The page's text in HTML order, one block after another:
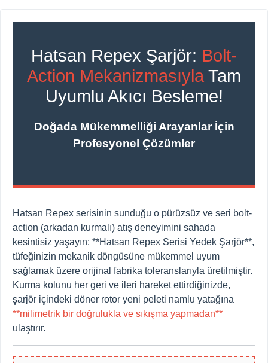
Hatsan Repex Şarjör: Bolt-
Action Mekanizmasıyla Tam
Uyumlu Akıcı Besleme!
Doğada Mükemmelliği Arayanlar İçin
Profesyonel Çözümler
Hatsan Repex serisinin sunduğu o pürüzsüz ve seri bolt-
action (arkadan kurmalı) atış deneyimini sahada
kesintisiz yaşayın: **Hatsan Repex Serisi Yedek Şarjör**,
tüfeğinizin mekanik döngüsüne mükemmel uyum
sağlamak üzere orijinal fabrika toleranslarıyla üretilmiştir.
Kurma kolunu her geri ve ileri hareket ettirdiğinizde,
şarjör içindeki döner rotor yeni peleti namlu yatağına
**milimetrik bir doğrulukla ve sıkışma yapmadan**
ulaştırır.